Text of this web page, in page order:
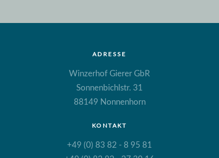
ADRESSE
Winzerhof Gierer GbR
Sonnenbichlstr. 31
88149 Nonnenhorn
KONTAKT
+49 (0) 83 82 - 8 95 81